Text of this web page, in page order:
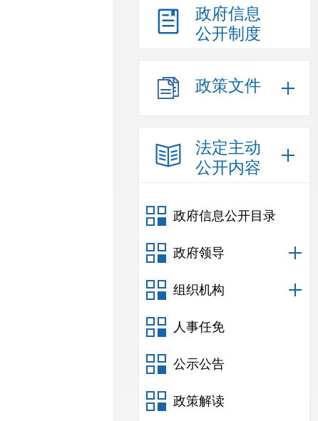
政府信息
公开制度
政策文件
法定主动
公开内容
政府信息公开目录
政府领导
组织机构
人事任免
公示公告
政策解读